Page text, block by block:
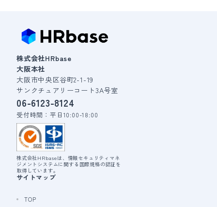
株式会社HRbase
大阪本社
大阪市中央区谷町2-1-19
サンクチュアリーコート3A号室
06-6123-8124
受付時間：平日10:00-18:00
株式会社HRbaseは、情報セキュリティマネ
ジメントシステムに関する国際規格の認証を
取得しています。
サイトマップ
TOP